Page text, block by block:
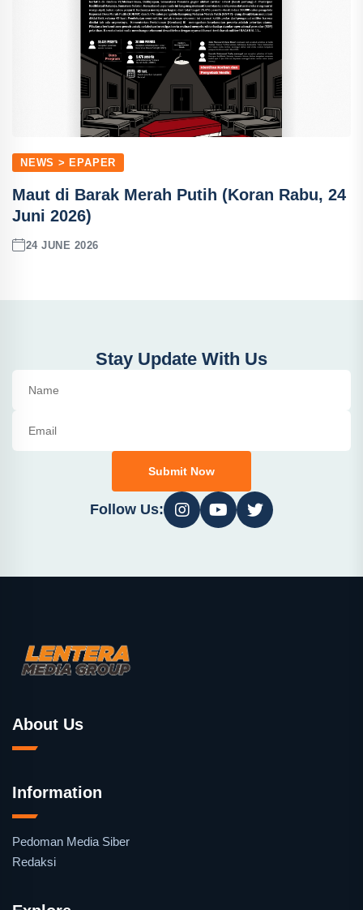
NEWS > EPAPER
Maut di Barak Merah Putih (Koran Rabu, 24
Juni 2026)
24 JUNE 2026
Stay Update With Us
Submit Now
Follow Us:
About Us
Information
Pedoman Media Siber
Redaksi